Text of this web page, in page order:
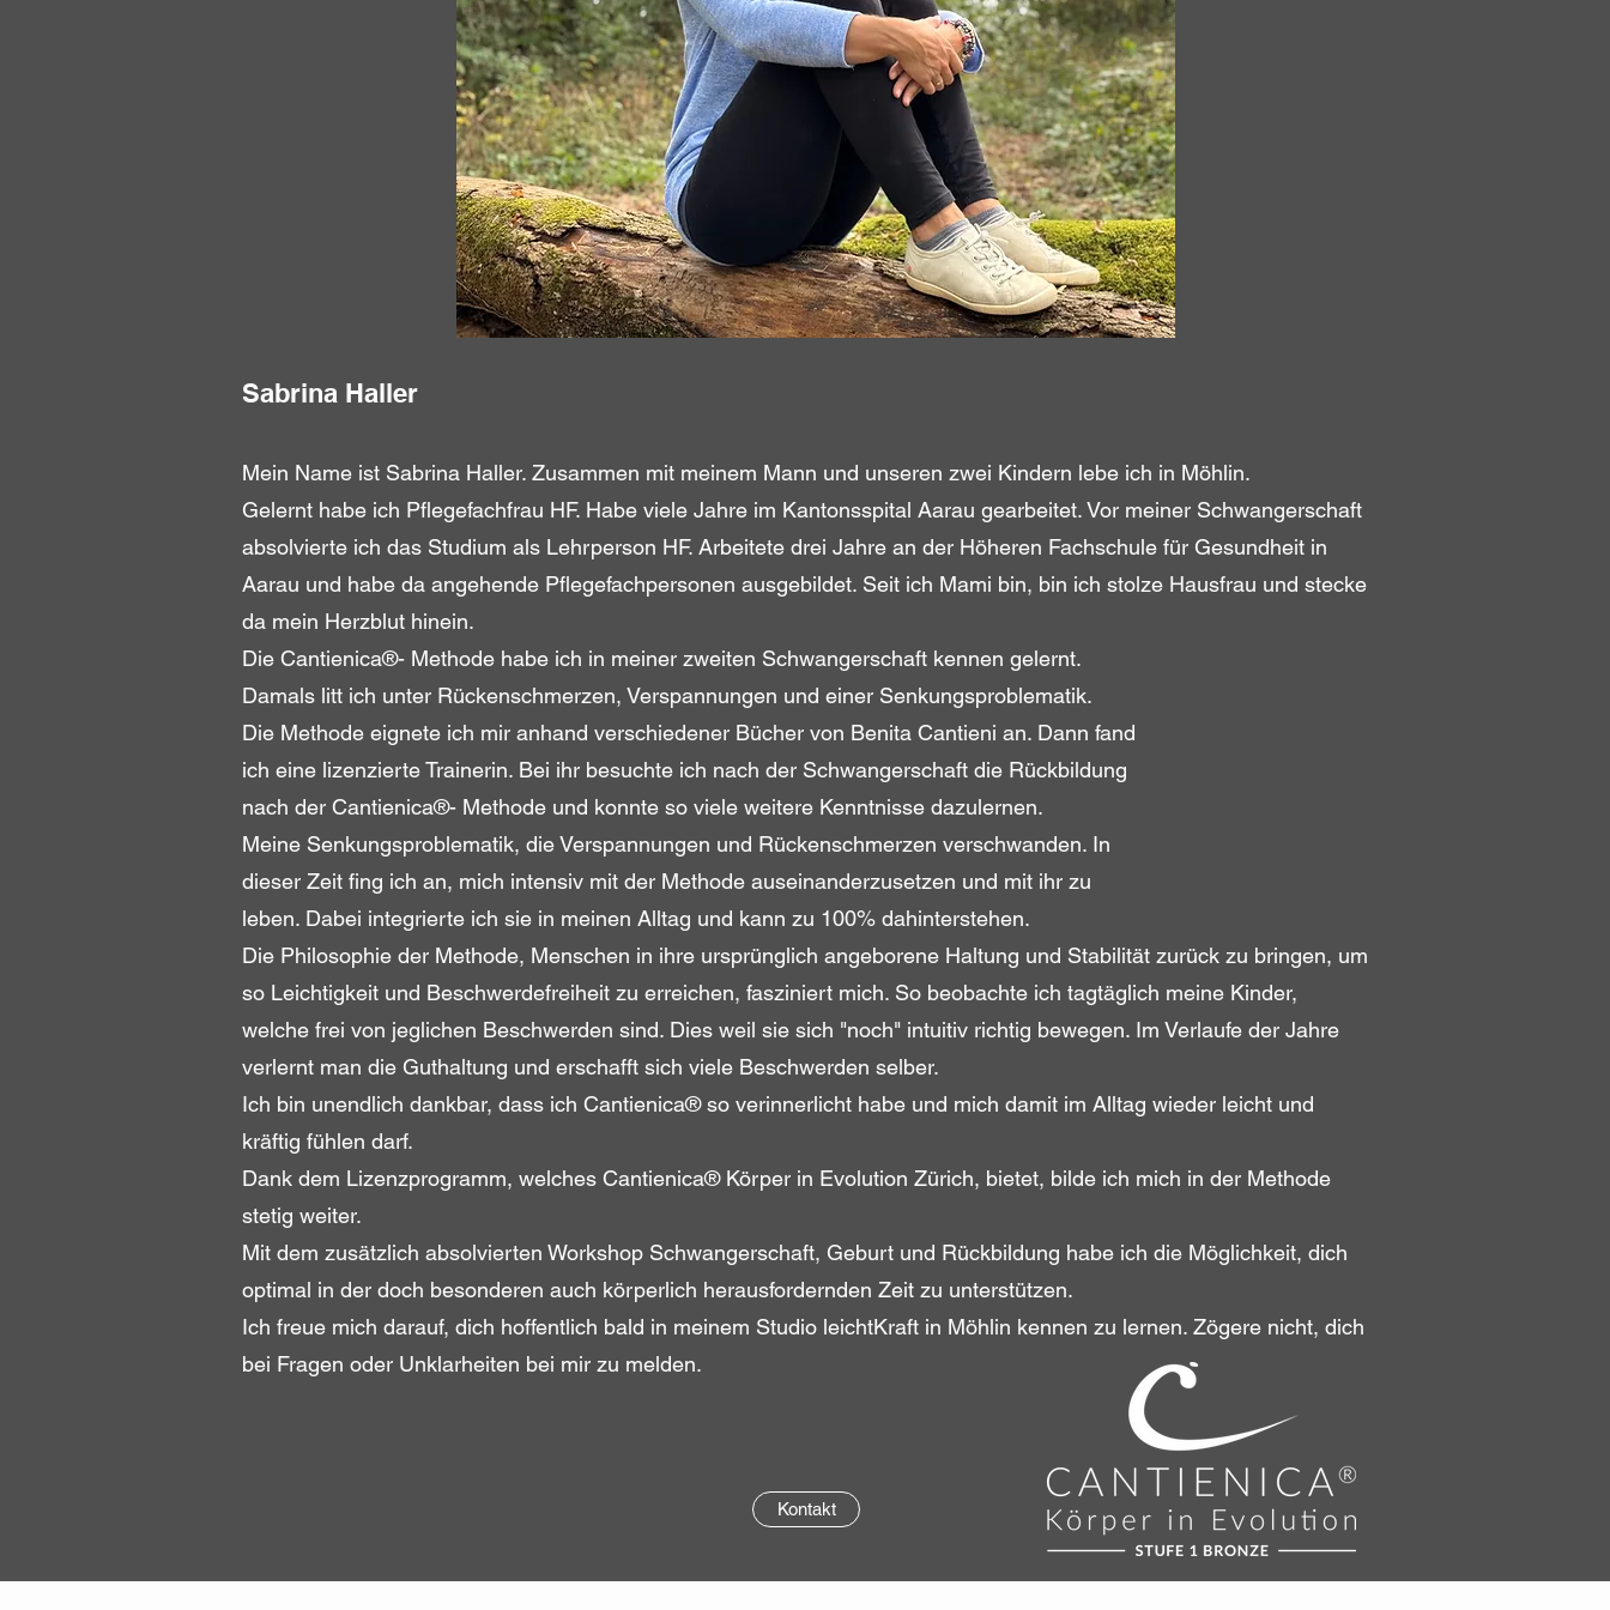
Sabrina Haller
Mein Name ist Sabrina Haller. Zusammen mit meinem Mann und unseren zwei Kindern lebe ich in Möhlin.
Gelernt habe ich Pflegefachfrau HF. Habe viele Jahre im Kantonsspital Aarau gearbeitet. Vor meiner Schwangerschaft
absolvierte ich das Studium als Lehrperson HF. Arbeitete drei Jahre an der Höheren Fachschule für Gesundheit in
Aarau und habe da angehende Pflegefachpersonen ausgebildet. Seit ich Mami bin, bin ich stolze Hausfrau und stecke
da mein Herzblut hinein.
Die Cantienica®- Methode habe ich in meiner zweiten Schwangerschaft kennen gelernt.
Damals litt ich unter Rückenschmerzen, Verspannungen und einer Senkungsproblematik.
Die Methode eignete ich mir anhand verschiedener Bücher von Benita Cantieni an. Dann fand
ich eine lizenzierte Trainerin. Bei ihr besuchte ich nach der Schwangerschaft die Rückbildung
nach der Cantienica®- Methode und konnte so viele weitere Kenntnisse dazulernen.
Meine Senkungsproblematik, die Verspannungen und Rückenschmerzen verschwanden. In
dieser Zeit fing ich an, mich intensiv mit der Methode auseinanderzusetzen und mit ihr zu
leben. Dabei integrierte ich sie in meinen Alltag und kann zu 100% dahinterstehen.
Die Philosophie der Methode, Menschen in ihre ursprünglich angeborene Haltung und Stabilität zurück zu bringen, um
so Leichtigkeit und Beschwerdefreiheit zu erreichen, fasziniert mich. So beobachte ich tagtäglich meine Kinder,
welche frei von jeglichen Beschwerden sind. Dies weil sie sich "noch" intuitiv richtig bewegen. Im Verlaufe der Jahre
verlernt man die Guthaltung und erschafft sich viele Beschwerden selber.
Ich bin unendlich dankbar, dass ich Cantienica® so verinnerlicht habe und mich damit im Alltag wieder leicht und
kräftig fühlen darf.
Dank dem Lizenzprogramm, welches Cantienica® Körper in Evolution Zürich, bietet, bilde ich mich in der Methode
stetig weiter.
Mit dem zusätzlich absolvierten Workshop Schwangerschaft, Geburt und Rückbildung habe ich die Möglichkeit, dich
optimal in der doch besonderen auch körperlich herausfordernden Zeit zu unterstützen.
Ich freue mich darauf, dich hoffentlich bald in meinem Studio leichtKraft in Möhlin kennen zu lernen. Zögere nicht, dich
bei Fragen oder Unklarheiten bei mir zu melden.
Kontakt